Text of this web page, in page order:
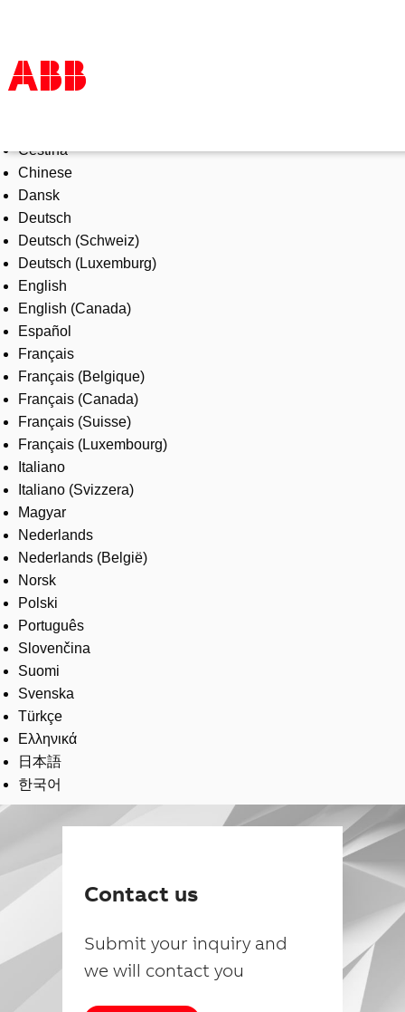
Products & Solutions
Industries
Services
About us
Where to buy
Contact us
Careers
Čeština
Chinese
Dansk
Deutsch
Deutsch (Schweiz)
Deutsch (Luxemburg)
English
English (Canada)
Español
Français
Français (Belgique)
Français (Canada)
Français (Suisse)
Français (Luxembourg)
Italiano
Italiano (Svizzera)
Magyar
Nederlands
Nederlands (België)
Norsk
Polski
Português
Slovenčina
Suomi
Svenska
Türkçe
Ελληνικά
日本語
한국어
Contact us
Submit your inquiry and
we will contact you